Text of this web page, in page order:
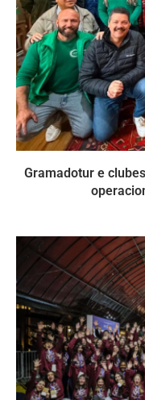
Gramadotur e